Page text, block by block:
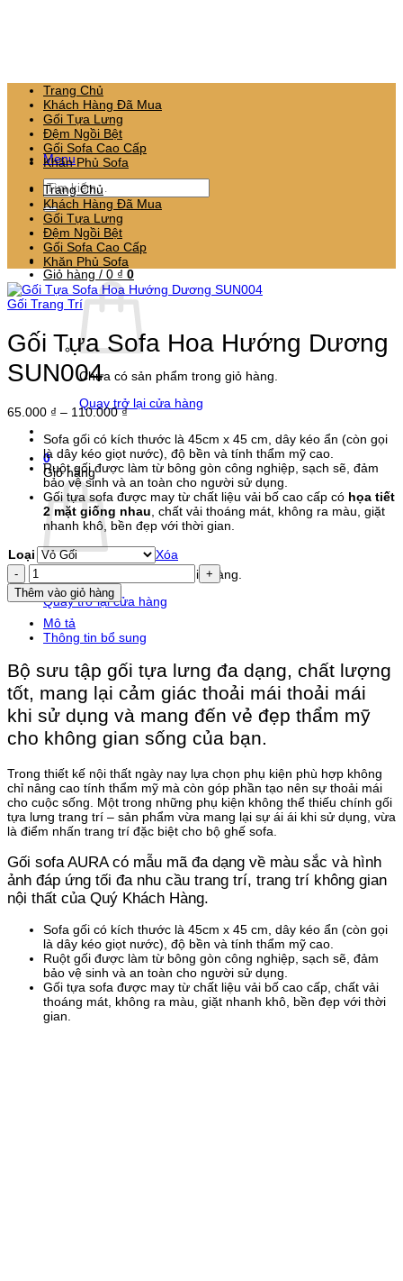
Menu
Tìm
kiếm:
Giỏ hàng / 0 ₫ 0
Chưa có sản phẩm trong giỏ hàng.
Quay trở lại cửa hàng
0
Giỏ hàng
Chưa có sản phẩm trong giỏ hàng.
Quay trở lại cửa hàng
Trang Chủ
Khách Hàng Đã Mua
Gối Tựa Lưng
Đệm Ngồi Bệt
Gối Sofa Cao Cấp
Khăn Phủ Sofa
Trang Chủ
Khách Hàng Đã Mua
Gối Tựa Lưng
Đệm Ngồi Bệt
Gối Sofa Cao Cấp
Khăn Phủ Sofa
Gối Trang Trí
Gối Tựa Sofa Hoa Hướng Dương
SUN004
65.000 ₫ – 110.000₫Khoảng
từ
65.000 ₫
đến
110.000 ₫
Sofa gối có kích thước là 45cm x 45 cm, dây kéo ẩn (còn gọi
là dây kéo giọt nước), độ bền và tính thẩm mỹ cao.
Ruột gối được làm từ bông gòn công nghiệp, sạch sẽ, đảm
bảo vệ sinh và an toàn cho người sử dụng.
Gối tựa sofa được may từ chất liệu vải bố cao cấp có họa tiết
2 mặt giống nhau , chất vải thoáng mát, không ra màu, giặt
nhanh khô, bền đẹp với thời gian.
Loại
Xóa
Gối
Tựa
Sofa
Hướng
Dương
số
lượng
Thêm vào giỏ hàng
Mô tả
Thông tin bổ sung
Bộ sưu tập gối tựa lưng đa dạng, chất lượng
tốt, mang lại cảm giác thoải mái thoải mái
khi sử dụng và mang đến vẻ đẹp thẩm mỹ
cho không gian sống của bạn.​
Trong thiết kế nội thất ngày nay lựa chọn phụ kiện phù hợp không
chỉ nâng cao tính thẩm mỹ mà còn góp phần tạo nên sự thoải mái
cho cuộc sống. Một trong những phụ kiện không thể thiếu chính gối
tựa lưng trang trí – sản phẩm vừa mang lại sự ái ái khi sử dụng, vừa
là điểm nhấn trang trí đặc biệt cho bộ ghế sofa.​
Gối sofa AURA có mẫu mã đa dạng về màu sắc và hình
ảnh đáp ứng tối đa nhu cầu trang trí, trang trí không gian
nội thất của Quý Khách Hàng.
Sofa gối có kích thước là 45cm x 45 cm, dây kéo ẩn (còn gọi
là dây kéo giọt nước), độ bền và tính thẩm mỹ cao.
Ruột gối được làm từ bông gòn công nghiệp, sạch sẽ, đảm
bảo vệ sinh và an toàn cho người sử dụng.
Gối tựa sofa được may từ chất liệu vải bố cao cấp, chất vải
thoáng mát, không ra màu, giặt nhanh khô, bền đẹp với thời
gian.